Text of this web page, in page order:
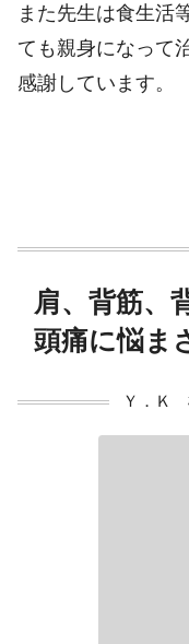
また先生は食生活
ても親身になって
感謝しています。
肩、背筋、
頭痛に悩ま
Ｙ．Ｋ